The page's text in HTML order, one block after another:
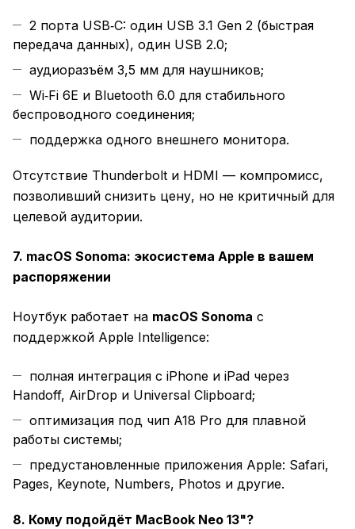
2 порта USB‑C: один USB 3.1 Gen 2 (быстрая
передача данных), один USB 2.0;
аудиоразъём 3,5 мм для наушников;
Wi‑Fi 6E и Bluetooth 6.0 для стабильного
беспроводного соединения;
поддержка одного внешнего монитора.
Отсутствие Thunderbolt и HDMI — компромисс,
позволивший снизить цену, но не критичный для
целевой аудитории.
7. macOS Sonoma: экосистема Apple в вашем
распоряжении
Ноутбук работает на macOS Sonoma с
поддержкой Apple Intelligence:
полная интеграция с iPhone и iPad через
Handoff, AirDrop и Universal Clipboard;
оптимизация под чип A18 Pro для плавной
работы системы;
предустановленные приложения Apple: Safari,
Pages, Keynote, Numbers, Photos и другие.
8. Кому подойдёт MacBook Neo 13"?